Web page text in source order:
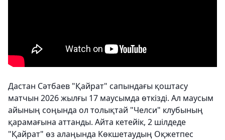
Дастан Сәтбаев "Қайрат" сапындағы қоштасу
матчын 2026 жылғы 17 маусымда өткізді. Ал маусым
айының соңында ол толықтай "Челси" клубының
қарамағына аттанды. Айта кетейік, 2 шілдеде
"Қайрат" өз алаңында Көкшетаудың Оқжетпес